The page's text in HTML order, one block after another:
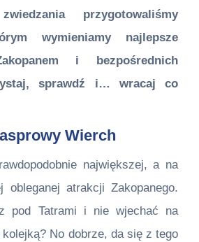
przygotowaliśmy
wymieniamy najlepsze
i bezpośrednich
sprawdź i… wracaj co
Wierch
największej, a na
obleganej atrakcji Zakopanego.
pod Tatrami i nie wjechać na
No dobrze, da się z tego